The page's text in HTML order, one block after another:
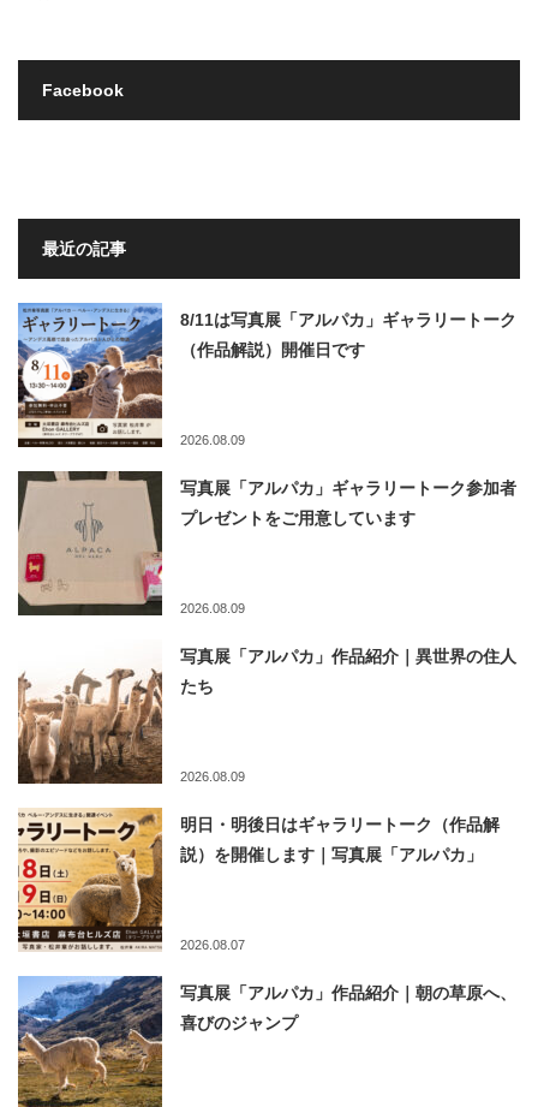
Facebook
最近の記事
8/11は写真展「アルパカ」ギャラリートーク
（作品解説）開催日です
2026.08.09
写真展「アルパカ」ギャラリートーク参加者
プレゼントをご用意しています
2026.08.09
写真展「アルパカ」作品紹介｜異世界の住人
たち
2026.08.09
明日・明後日はギャラリートーク（作品解
説）を開催します｜写真展「アルパカ」
2026.08.07
写真展「アルパカ」作品紹介｜朝の草原へ、
喜びのジャンプ